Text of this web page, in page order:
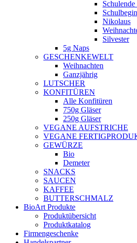
Nikolaus
Silvester
5g Naps
GESCHENKEWELT
Weihnachten
Ganzjährig
LUTSCHER
KONFITÜREN
Alle Konfitüren
750g Gläser
250g Gläser
VEGANE AUFSTRICHE
VEGANE
GEWÜRZE
Bio
Demeter
SNACKS
SAUCEN
KAFFEE
BUTTERSCHMALZ
BioArt Produkte
Produktübersicht
Produktkatalog
Firmengeschenke